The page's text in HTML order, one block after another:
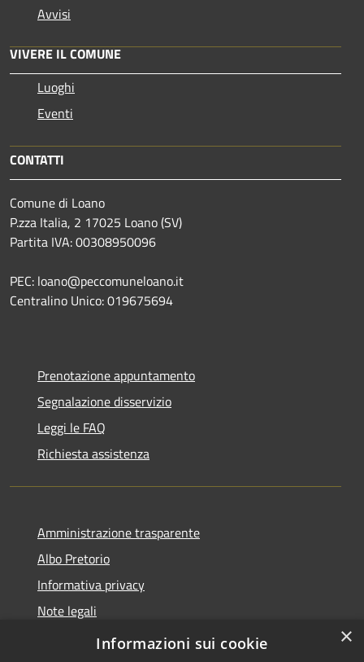
Avvisi
VIVERE IL COMUNE
Luoghi
Eventi
CONTATTI
Comune di Loano
P.zza Italia, 2 17025 Loano (SV)
Partita IVA: 00308950096
PEC: loano@peccomuneloano.it
Centralino Unico: 019675694
Prenotazione appuntamento
Segnalazione disservizio
Leggi le FAQ
Richiesta assistenza
Amministrazione trasparente
Albo Pretorio
Informativa privacy
Note legali
Dichiarazione di accessibilità
×
Informazioni sui cookie